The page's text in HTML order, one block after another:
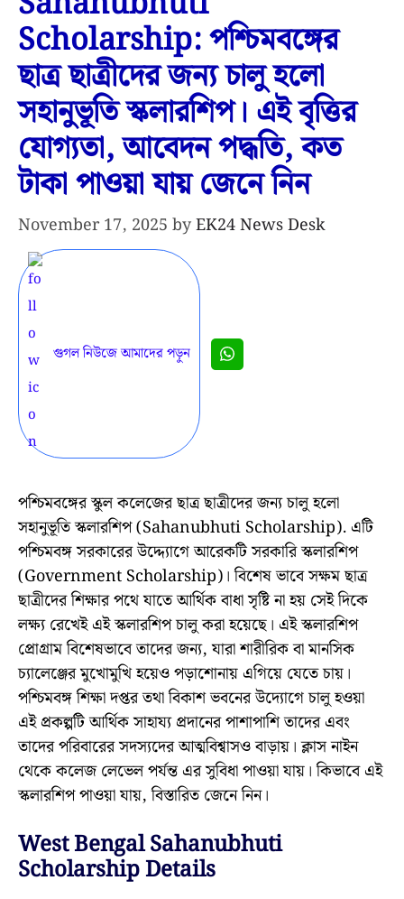
Scholarship: পশ্চিমবঙ্গের
ছাত্র ছাত্রীদের জন্য চালু হলো
সহানুভূতি স্কলারশিপ। এই বৃত্তির
যোগ্যতা, আবেদন পদ্ধতি, কত
টাকা পাওয়া যায় জেনে নিন
November 17, 2025 byEK24 News Desk
গুগল নিউজে আমাদের পড়ুন
পশ্চিমবঙ্গের স্কুল কলেজের ছাত্র ছাত্রীদের জন্য চালু হলো
সহানুভূতি স্কলারশিপ (Sahanubhuti Scholarship). এটি
পশ্চিমবঙ্গ সরকারের উদ্দ্যোগে আরেকটি সরকারি স্কলারশিপ
(Government Scholarship)। বিশেষ ভাবে সক্ষম ছাত্র
ছাত্রীদের শিক্ষার পথে যাতে আর্থিক বাধা সৃষ্টি না হয় সেই দিকে
লক্ষ্য রেখেই এই স্কলারশিপ চালু করা হয়েছে। এই স্কলারশিপ
প্রোগ্রাম বিশেষভাবে তাদের জন্য, যারা শারীরিক বা মানসিক
চ্যালেঞ্জের মুখোমুখি হয়েও পড়াশোনায় এগিয়ে যেতে চায়।
পশ্চিমবঙ্গ শিক্ষা দপ্তর তথা বিকাশ ভবনের উদ্যোগে চালু হওয়া
এই প্রকল্পটি আর্থিক সাহায্য প্রদানের পাশাপাশি তাদের এবং
তাদের পরিবারের সদস্যদের আত্মবিশ্বাসও বাড়ায়। ক্লাস নাইন
থেকে কলেজ লেভেল পর্যন্ত এর সুবিধা পাওয়া যায়। কিভাবে এই
স্কলারশিপ পাওয়া যায়, বিস্তারিত জেনে নিন।
West Bengal Sahanubhuti
Scholarship Details